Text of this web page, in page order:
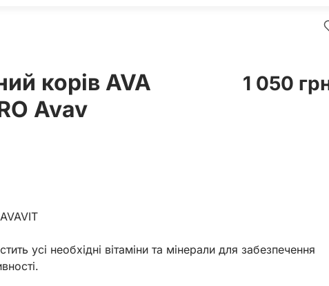
корів AVA
Avav
1 050
усі необхідні вітаміни та мінерали для забезпечення